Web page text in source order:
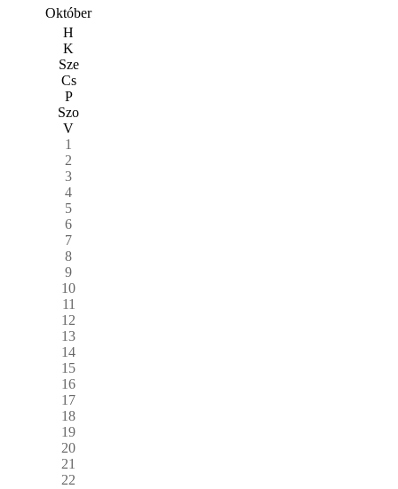
Október
H
K
Sze
Cs
P
Szo
V
1
2
3
4
5
6
7
8
9
10
11
12
13
14
15
16
17
18
19
20
21
22